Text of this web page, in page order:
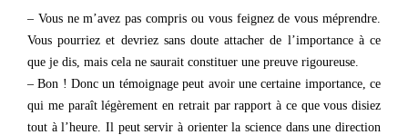
– Vous ne m’avez pas compris ou vous feignez de vous méprendre.
Vous pourriez et devriez sans doute attacher de l’importance à ce
que je dis, mais cela ne saurait constituer une preuve rigoureuse.
– Bon ! Donc un témoignage peut avoir une certaine importance, ce
qui me paraît légèrement en retrait par rapport à ce que vous disiez
tout à l’heure. Il peut servir à orienter la science dans une direction